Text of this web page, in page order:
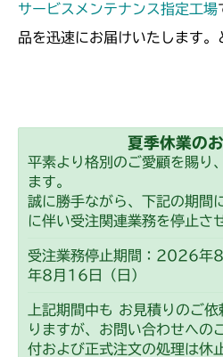
サービスメンテナンス指定工場
品を迅速にお届けいたします。
夏季休業の
平素より格別のご愛顧を賜り
ます。
誠に勝手ながら、下記の期間
に伴い受注関連業務を停止さ
受注業務停止期間：2026
年8月16日（日）
上記期間中も お見積りのご
りますが、お問い合わせへの
付および正式注文の処理は休